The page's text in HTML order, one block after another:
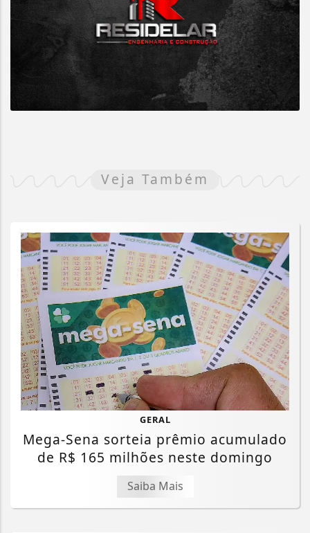
Veja Também
GERAL
Mega-Sena sorteia prêmio acumulado
de R$ 165 milhões neste domingo
Saiba Mais